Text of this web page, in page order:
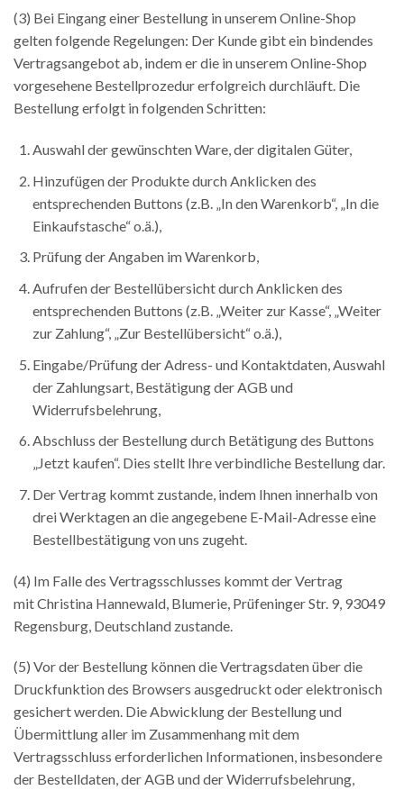
(3) Bei Eingang einer Bestellung in unserem Online-Shop
gelten folgende Regelungen: Der Kunde gibt ein bindendes
Vertragsangebot ab, indem er die in unserem Online-Shop
vorgesehene Bestellprozedur erfolgreich durchläuft. Die
Bestellung erfolgt in folgenden Schritten:
Auswahl der gewünschten Ware, der digitalen Güter,
Hinzufügen der Produkte durch Anklicken des
entsprechenden Buttons (z.B. „In den Warenkorb“, „In die
Einkaufstasche“ o.ä.),
Prüfung der Angaben im Warenkorb,
Aufrufen der Bestellübersicht durch Anklicken des
entsprechenden Buttons (z.B. „Weiter zur Kasse“, „Weiter
zur Zahlung“, „Zur Bestellübersicht“ o.ä.),
Eingabe/Prüfung der Adress- und Kontaktdaten, Auswahl
der Zahlungsart, Bestätigung der AGB und
Widerrufsbelehrung,
Abschluss der Bestellung durch Betätigung des Buttons
„Jetzt kaufen“. Dies stellt Ihre verbindliche Bestellung dar.
Der Vertrag kommt zustande, indem Ihnen innerhalb von
drei Werktagen an die angegebene E-Mail-Adresse eine
Bestellbestätigung von uns zugeht.
(4) Im Falle des Vertragsschlusses kommt der Vertrag
mit Christina Hannewald, Blumerie, Prüfeninger Str. 9, 93049
Regensburg, Deutschland zustande.
(5) Vor der Bestellung können die Vertragsdaten über die
Druckfunktion des Browsers ausgedruckt oder elektronisch
gesichert werden. Die Abwicklung der Bestellung und
Übermittlung aller im Zusammenhang mit dem
Vertragsschluss erforderlichen Informationen, insbesondere
der Bestelldaten, der AGB und der Widerrufsbelehrung,